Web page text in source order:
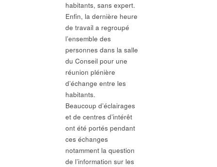
habitants, sans expert.
Enfin, la dernière heure
de travail a regroupé
l’ensemble des
personnes dans la salle
du Conseil pour une
réunion plénière
d’échange entre les
habitants.
Beaucoup d’éclairages
et de centres d’intérêt
ont été portés pendant
ces échanges
notamment la question
de l’information sur les